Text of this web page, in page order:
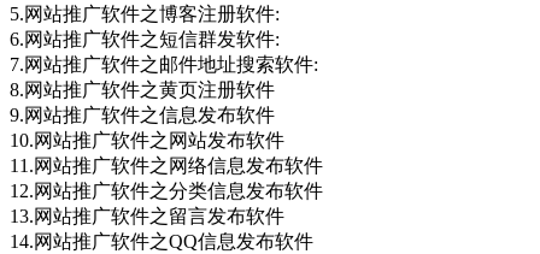
5.网站推广软件之博客注册软件:
6.网站推广软件之短信群发软件:
7.网站推广软件之邮件地址搜索软件:
8.网站推广软件之黄页注册软件
9.网站推广软件之信息发布软件
10.网站推广软件之网站发布软件
11.网站推广软件之网络信息发布软件
12.网站推广软件之分类信息发布软件
13.网站推广软件之留言发布软件
14.网站推广软件之QQ信息发布软件